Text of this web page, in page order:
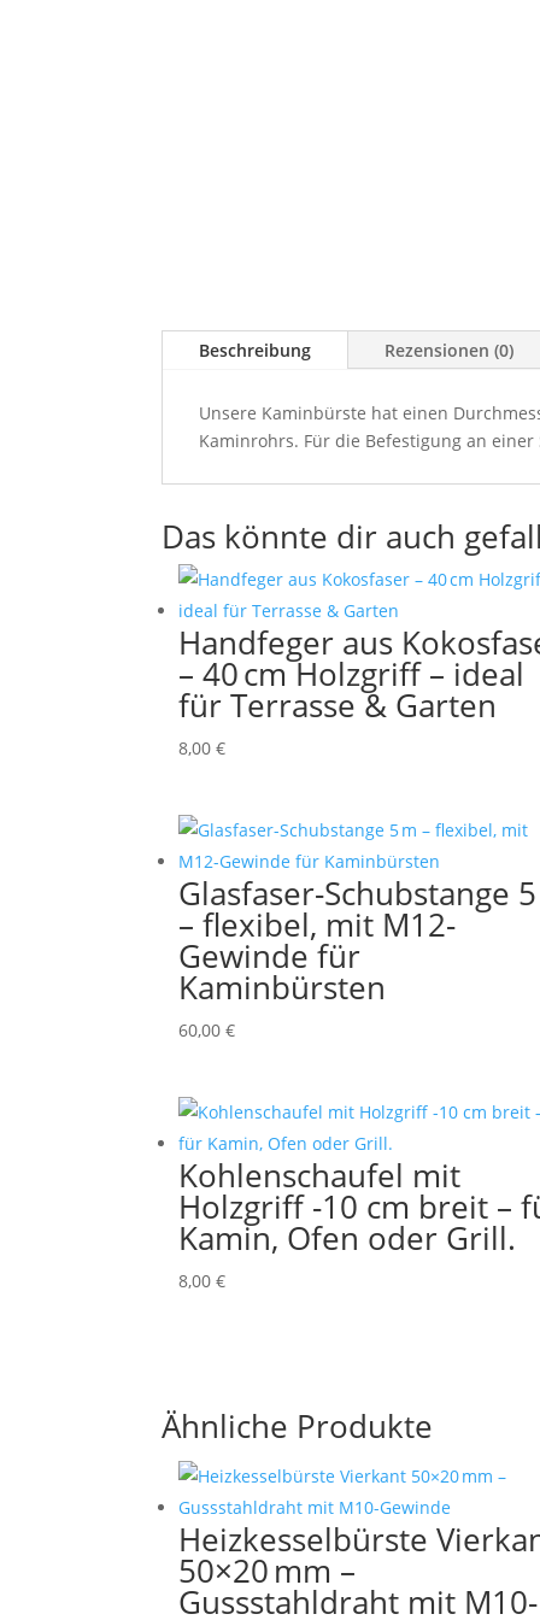
Beschreibung Rezensionen (0)
Unsere Kaminbürste hat einen
Kaminrohrs. Für die Befestigung an
Das könnte dir auch
Handfeger aus
– 40 cm Holzgriff – ideal
für Terrasse & Garten
8,00€
Glasfaser-Schubstange
– flexibel, mit M12-
Gewinde für
Kaminbürsten
60,00€
Kohlenschaufel mit
Holzgriff -10 cm breit –
Kamin, Ofen oder Grill.
8,00€
Ähnliche Produkte
Heizkesselbürste
50×20 mm –
Gussstahldraht mit M10-